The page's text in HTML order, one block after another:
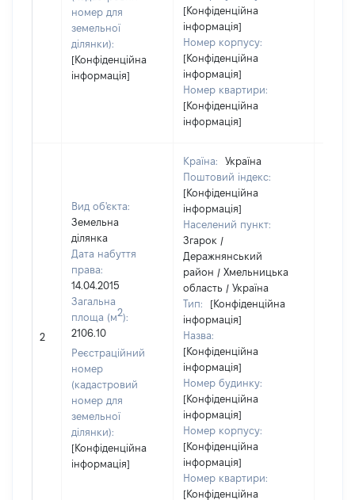
номер для
земельної
ділянки):
[Конфіденційна
інформація]
[Конфіденційна
інформація]
Номер корпусу:
[Конфіденційна
інформація]
Номер квартири:
[Конфіденційна
інформація]
2
Вид об'єкта:
Земельна
ділянка
Дата набуття
права:
14.04.2015
Загальна
площа (м2):
2106.10
Реєстраційний
номер
(кадастровий
номер для
земельної
ділянки):
[Конфіденційна
інформація]
Країна:
Україна
Поштовий індекс:
[Конфіденційна
інформація]
Населений пункт:
Згарок /
Деражнянський
район / Хмельницька
область / Україна
Тип:
[Конфіденційна
інформація]
Назва:
[Конфіденційна
інформація]
Номер будинку:
[Конфіденційна
інформація]
Номер корпусу:
[Конфіденційна
інформація]
Номер квартири:
[Конфіденційна